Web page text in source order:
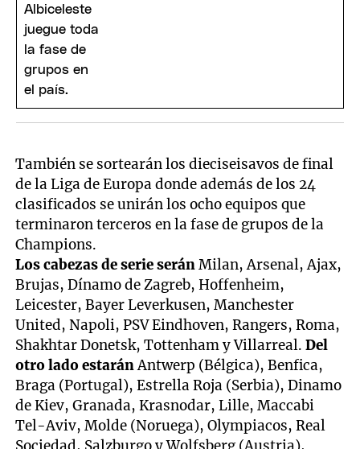
También se sortearán los dieciseisavos de final
de la Liga de Europa donde además de los 24
clasificados se unirán los ocho equipos que
terminaron terceros en la fase de grupos de la
Champions.
Los cabezas de serie seránMilan, Arsenal, Ajax,
Brujas, Dínamo de Zagreb, Hoffenheim,
Leicester, Bayer Leverkusen, Manchester
United, Napoli, PSV Eindhoven, Rangers, Roma,
Shakhtar Donetsk, Tottenham y Villarreal.Del
otro lado estaránAntwerp (Bélgica), Benfica,
Braga (Portugal), Estrella Roja (Serbia), Dinamo
de Kiev, Granada, Krasnodar, Lille, Maccabi
Tel-Aviv, Molde (Noruega), Olympiacos, Real